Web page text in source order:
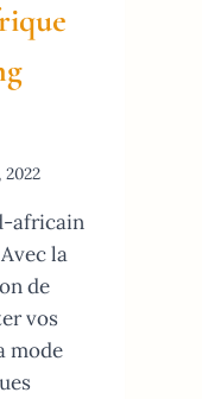
africain
la
de
vos
mode